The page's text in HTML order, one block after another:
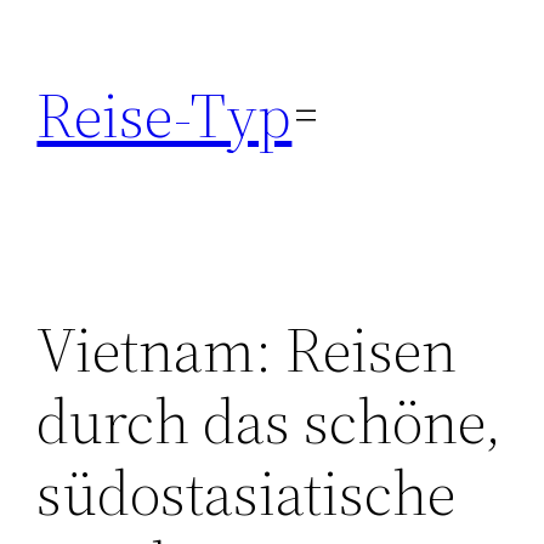
springen
Reise-Typ
Vietnam: Reisen
durch das schöne,
südostasiatische